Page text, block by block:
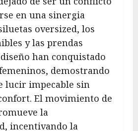
en una sinergia
oversized, los
y las prendas
han conquistado
demostrando
lucir impecable sin
El movimiento de
la
incentivando la